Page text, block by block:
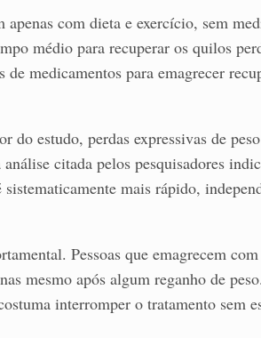
apenas com dieta e exercício, sem
médio para recuperar os quilos
medicamentos para emagrecer
do estudo, perdas expressivas de
citada pelos pesquisadores
mais rápido,
Pessoas que emagrecem
mesmo após algum reganho de
interromper o tratamento sem